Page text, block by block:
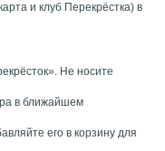
и клуб Перекрёстка) в
Не носите
в ближайшем
его в корзину для